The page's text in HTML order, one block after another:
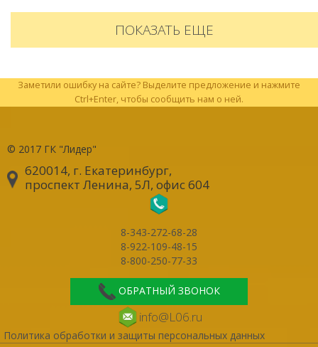
ПОКАЗАТЬ ЕЩЕ
Заметили ошибку на сайте? Выделите предложение и нажмите
Ctrl+Enter, чтобы сообщить нам о ней.
© 2017 ГК "Лидер"
620014, г. Екатеринбург,
проспект Ленина, 5Л, офис 604
8-343-272-68-28
8-922-109-48-15
8-800-250-77-33
ОБРАТНЫЙ ЗВОНОК
info@L06.ru
Политика обработки и защиты персональных данных